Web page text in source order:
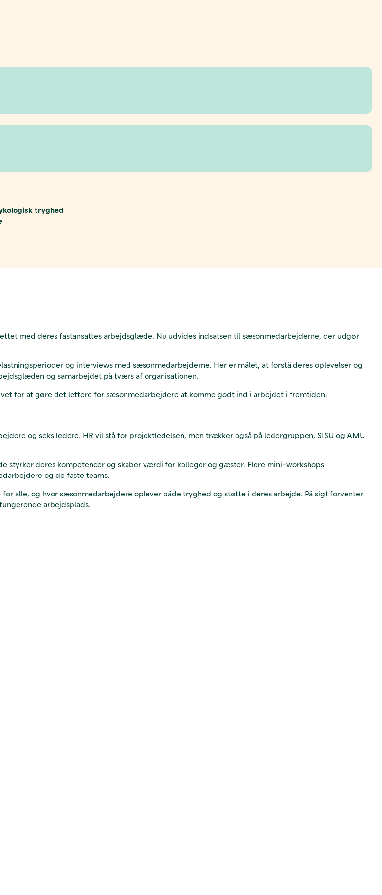
tryghed
med deres fastansattes arbejdsglæde. Nu udvides indsatsen til sæsonmedarbejderne, der udgør
og interviews med sæsonmedarbejderne. Her er målet, at forstå deres oplevelser og
og samarbejdet på tværs af organisationen.
for at gøre det lettere for sæsonmedarbejdere at komme godt ind i arbejdet i fremtiden.
og seks ledere. HR vil stå for projektledelsen, men trækker også på ledergruppen, SISU og AMU
styrker deres kompetencer og skaber værdi for kolleger og gæster. Flere mini-workshops
og de faste teams.
alle, og hvor sæsonmedarbejdere oplever både tryghed og støtte i deres arbejde. På sigt forventer
arbejdsplads.